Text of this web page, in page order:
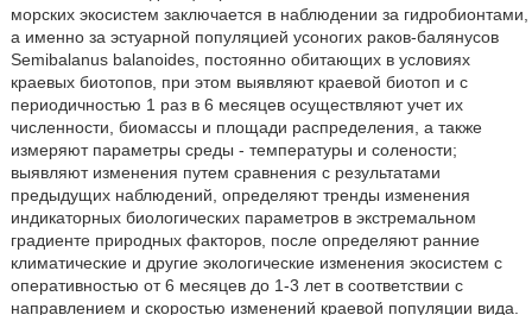
морских экосистем заключается в наблюдении за гидробионтами,
а именно за эстуарной популяцией усоногих раков-балянусов
Semibalanus balanoides, постоянно обитающих в условиях
краевых биотопов, при этом выявляют краевой биотоп и с
периодичностью 1 раз в 6 месяцев осуществляют учет их
численности, биомассы и площади распределения, а также
измеряют параметры среды - температуры и солености;
выявляют изменения путем сравнения с результатами
предыдущих наблюдений, определяют тренды изменения
индикаторных биологических параметров в экстремальном
градиенте природных факторов, после определяют ранние
климатические и другие экологические изменения экосистем с
оперативностью от 6 месяцев до 1-3 лет в соответствии с
направлением и скоростью изменений краевой популяции вида.